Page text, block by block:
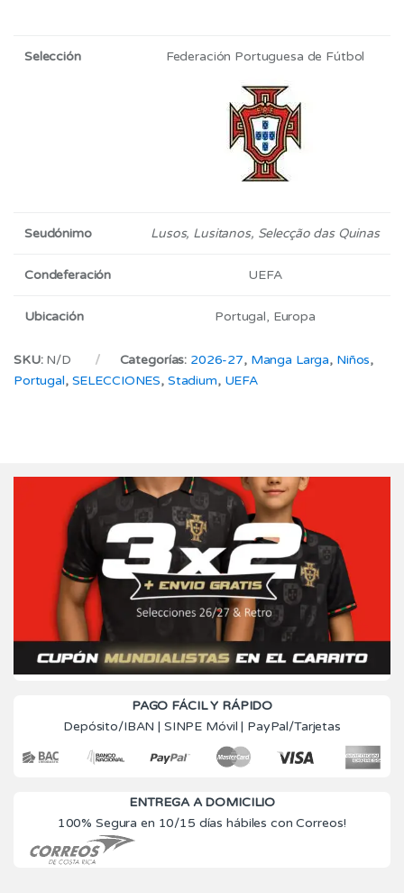
Selección Federación Portuguesa de Fútbol
Seudónimo Lusos, Lusitanos, Selecção das Quinas
Condeferación UEFA
Ubicación Portugal, Europa
SKU: N/D Categorías: 2026-27, Manga Larga, Niños,
Portugal, SELECCIONES, Stadium, UEFA
PAGO FÁCIL Y RÁPIDO
Depósito/IBAN | SINPE Móvil | PayPal/Tarjetas
ENTREGA A DOMICILIO
100% Segura en 10/15 días hábiles con Correos!